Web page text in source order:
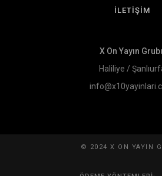
İLETİŞİM
X On Yayın
Haliliye /
© 2024 X ON YAYIN